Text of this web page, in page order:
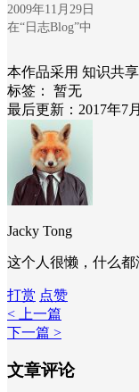
2009年11月29日
在“日志Blog”中
本作品采用 知识共
标签：
暂无
最后更新：2017年7
Jacky Tong
这个人很懒，什么都
打赏 点赞
< 上一篇
下一篇 >
文章评论